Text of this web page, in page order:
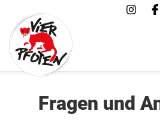
Fragen und
Kampagnen &
Tiere